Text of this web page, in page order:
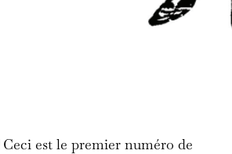
Ceci est le premier numéro de